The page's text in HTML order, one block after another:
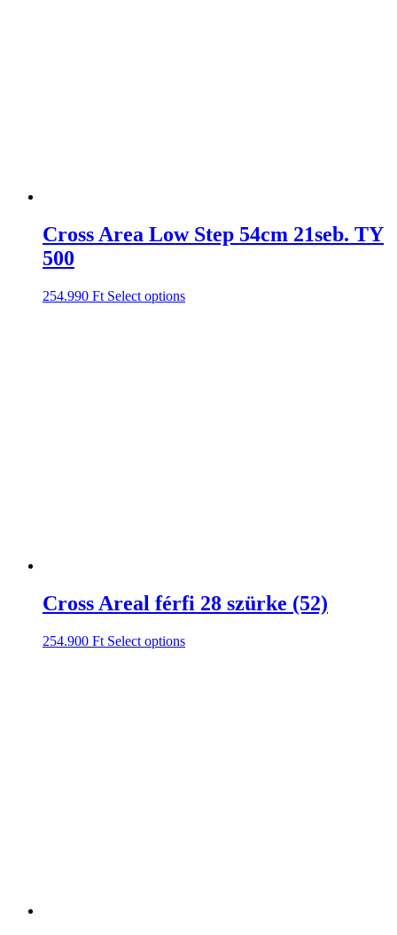
Cross Area Low Step 54cm 21seb. TY
500
254.990 Ft Select options
Cross Areal férfi 28 szürke (52)
254.900 Ft Select options